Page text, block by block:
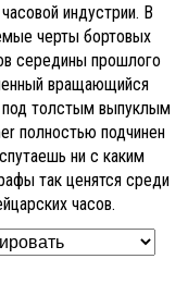
индустрии. В
черты бортовых
середины прошлого
вращающийся
толстым выпуклым
полностью подчинен
ни с каким
так ценятся среди
часов.